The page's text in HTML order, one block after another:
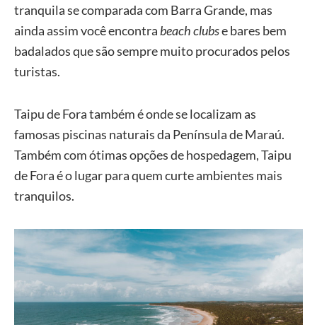
tranquila se comparada com Barra Grande, mas
ainda assim você encontra beach clubse bares bem
badalados que são sempre muito procurados pelos
turistas.
Taipu de Fora também é onde se localizam as
famosas piscinas naturais da Península de Maraú.
Também com ótimas opções de hospedagem, Taipu
de Fora é o lugar para quem curte ambientes mais
tranquilos.